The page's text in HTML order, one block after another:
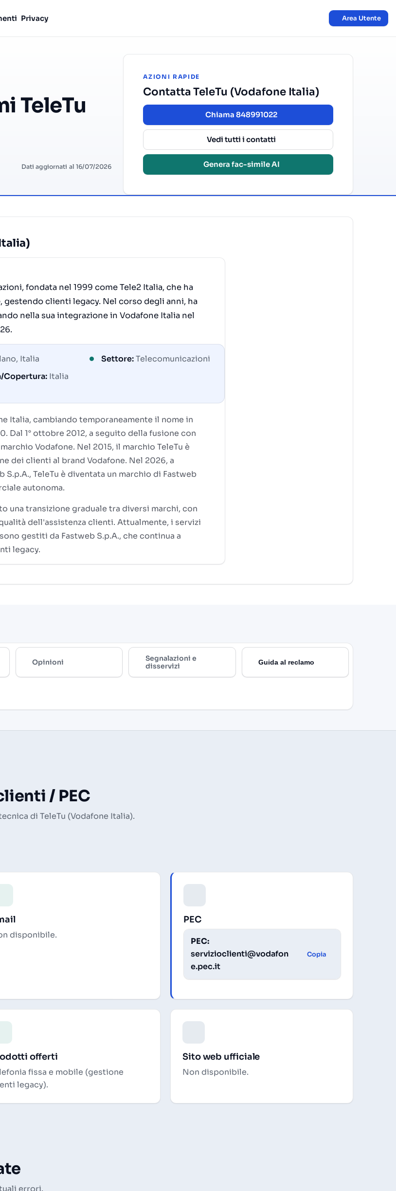
Privacy Area Utente
TeleTu
Dati aggiornati al 16/07/2026
AZIONI RAPIDE
Contatta TeleTu (Vodafone Italia)
Chiama 848991022
Vedi tutti i contatti
Genera fac-simile AI
fondata nel 1999 come Tele2 Italia, che ha
clienti legacy. Nel corso degli anni, ha
nella sua integrazione in Vodafone Italia nel
Italia Settore:Telecomunicazioni
Copertura:Italia
Italia, cambiando temporaneamente il nome in
Dal 1° ottobre 2012, a seguito della fusione con
Vodafone. Nel 2015, il marchio TeleTu è
dei clienti al brand Vodafone. Nel 2026, a
TeleTu è diventata un marchio di Fastweb
autonoma.
una transizione graduale tra diversi marchi, con
dell'assistenza clienti. Attualmente, i servizi
gestiti da Fastweb S.p.A., che continua a
legacy.
Opinioni
Segnalazioni e
disservizi
Guida al reclamo
/ PEC
di TeleTu (Vodafone Italia).
disponibile.
PEC
PEC:
servizioclienti@vodafon
e.pec.it
Copia
offerti
fissa e mobile (gestione
legacy).
Sito web ufficiale
Non disponibile.
errori.